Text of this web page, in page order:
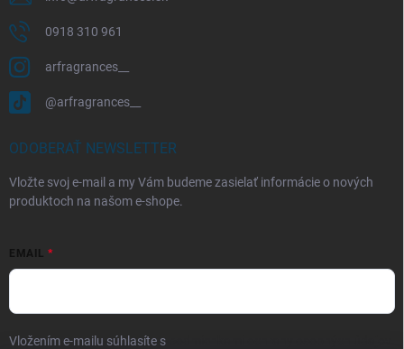
0918 310 961
arfragrances__
@arfragrances__
ODOBERAŤ NEWSLETTER
Vložte svoj e-mail a my Vám budeme zasielať informácie o nových
produktoch na našom e-shope.
EMAIL
Vložením e-mailu súhlasíte s